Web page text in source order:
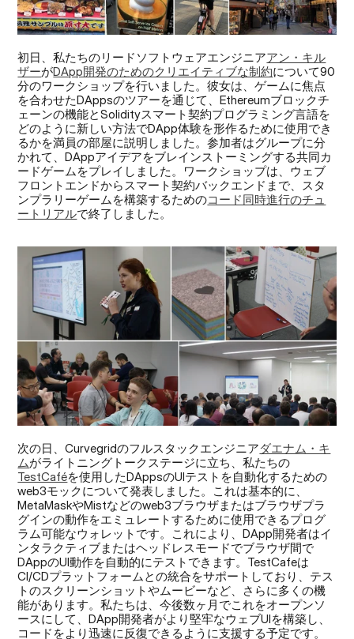
初日、私たちのリードソフトウェアエンジニアアン・キル
ザーがDApp開発のためのクリエイティブな制約について90
分のワークショップを行いました。彼女は、ゲームに焦点
を合わせたDAppsのツアーを通じて、Ethereumブロックチ
ェーンの機能とSolidityスマート契約プログラミング言語を
どのように新しい方法でDApp体験を形作るために使用でき
るかを満員の部屋に説明しました。参加者はグループに分
かれて、DAppアイデアをブレインストーミングする共同カ
ードゲームをプレイしました。ワークショップは、ウェブ
フロントエンドからスマート契約バックエンドまで、スタ
ンプラリーゲームを構築するためのコード同時進行のチュ
ートリアルで終了しました。
次の日、Curvegridのフルスタックエンジニアダエナム・キ
ムがライトニングトークステージに立ち、私たちの
TestCaféを使用したDAppsのUIテストを自動化するための
web3モックについて発表しました。これは基本的に、
MetaMaskやMistなどのweb3ブラウザまたはブラウザプラ
グインの動作をエミュレートするために使用できるプログ
ラム可能なウォレットです。これにより、DApp開発者はイ
ンタラクティブまたはヘッドレスモードでブラウザ間で
DAppのUI動作を自動的にテストできます。TestCafeは
CI/CDプラットフォームとの統合をサポートしており、テス
トのスクリーンショットやムービーなど、さらに多くの機
能があります。私たちは、今後数ヶ月でこれをオープンソ
ースにして、DApp開発者がより堅牢なウェブUIを構築し、
コードをより迅速に反復できるように支援する予定です。